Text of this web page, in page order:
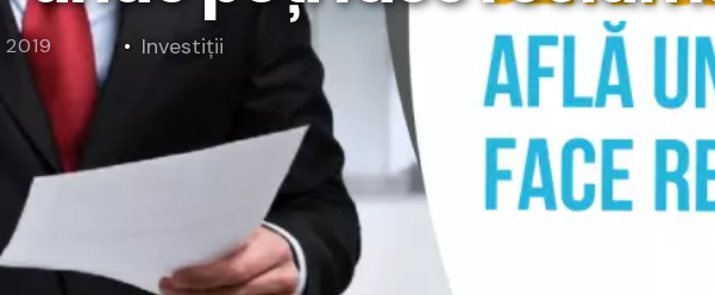
Curs Momentum
Curs Swing Trading
Curs Day Trading
Curs Algo Trading
Curs Growth Stocks
Curs Value Investing DCF
Tool Calendar Integrat
Tool Backtesting Portofoliu
Tool Momentum Score
2019 Investiții